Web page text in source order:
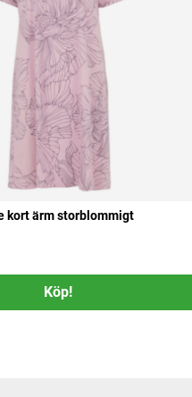
kort ärm storblommigt
Köp!